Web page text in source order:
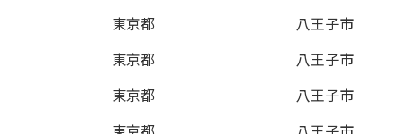
東京都 八王子市
東京都 八王子市
東京都 八王子市
東京都 八王子市